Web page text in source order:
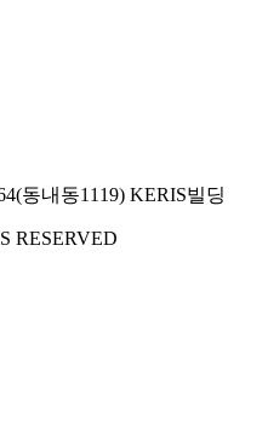
동내동1119) KERIS빌딩
RESERVED